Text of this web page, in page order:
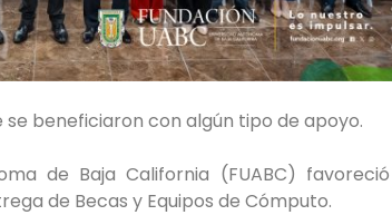
se beneficiaron con algún tipo de apoyo.
de Baja California (FUABC)
de Becas y Equipos de Cómputo.